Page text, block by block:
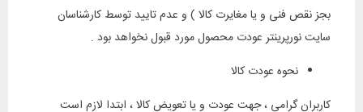
بجز نقص فنی و یا مغایرت کالا ) و عدم تایید توسط کارشناسان
سایت نورپرینتر عودت محصول مورد قبول نخواهد بود .
نحوه عودت کالا
کاربران گرامی ، جهت عودت و یا تعویض کالا ، ابتدا لازم است